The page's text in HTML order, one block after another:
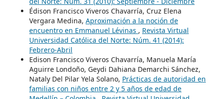
Édison Francisco Viveros Chavarría, Cruz Elena
Vergara Medina, Aproximación a la noción de
encuentro en Emmanuel Lévinas , Revista Virtual
Universidad Católica del Norte: Núm. 41 (2014):
Febrero-Abril
Edison Francisco Viveros Chavarría, Manuela María
Aguirre Londoño, Geydi Dahiana Demarchi Sánchez,
Nataly Del Pilar Yela Solano, Prácticas de autoridad en
familias con niños entre 2 y 5 años de edad de